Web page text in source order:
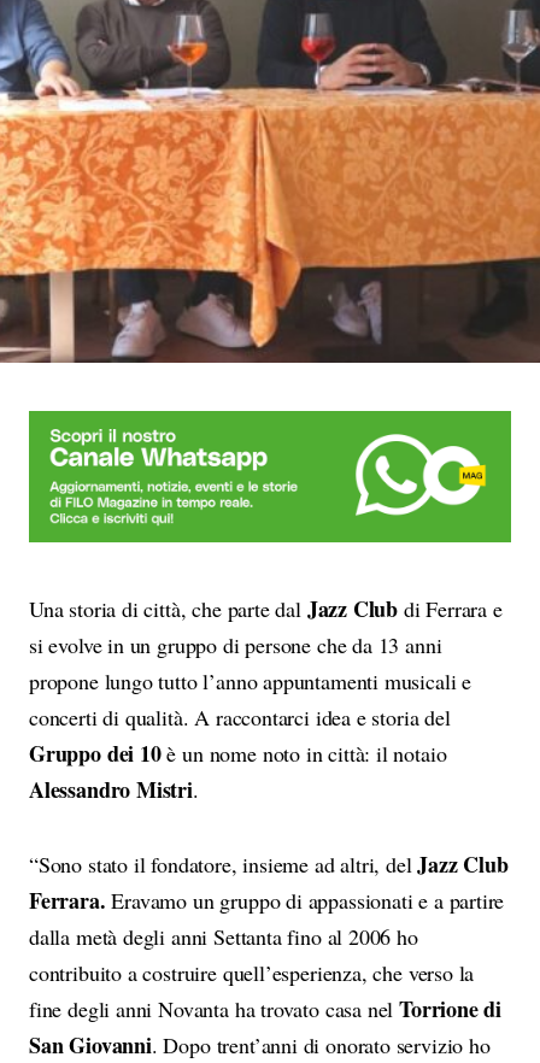
Una storia di città, che parte dal Jazz Club di Ferrara e
si evolve in un gruppo di persone che da 13 anni
propone lungo tutto l’anno appuntamenti musicali e
concerti di qualità. A raccontarci idea e storia del
Gruppo dei 10è un nome noto in città: il notaio
Alessandro Mistri.
“Sono stato il fondatore, insieme ad altri, delJazz Club
Ferrara. Eravamo un gruppo di appassionati e a partire
dalla metà degli anni Settanta fino al 2006 ho
contribuito a costruire quell’esperienza, che verso la
fine degli anni Novanta ha trovato casa nelTorrione di
San Giovanni. Dopo trent’anni di onorato servizio ho